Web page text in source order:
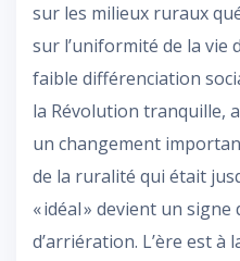
sur les milieux ruraux
sur l’uniformité de la vie
faible différenciation
la Révolution tranquille,
un changement
de la ruralité qui était
« idéal » devient un
d’arriération. L’ère est à